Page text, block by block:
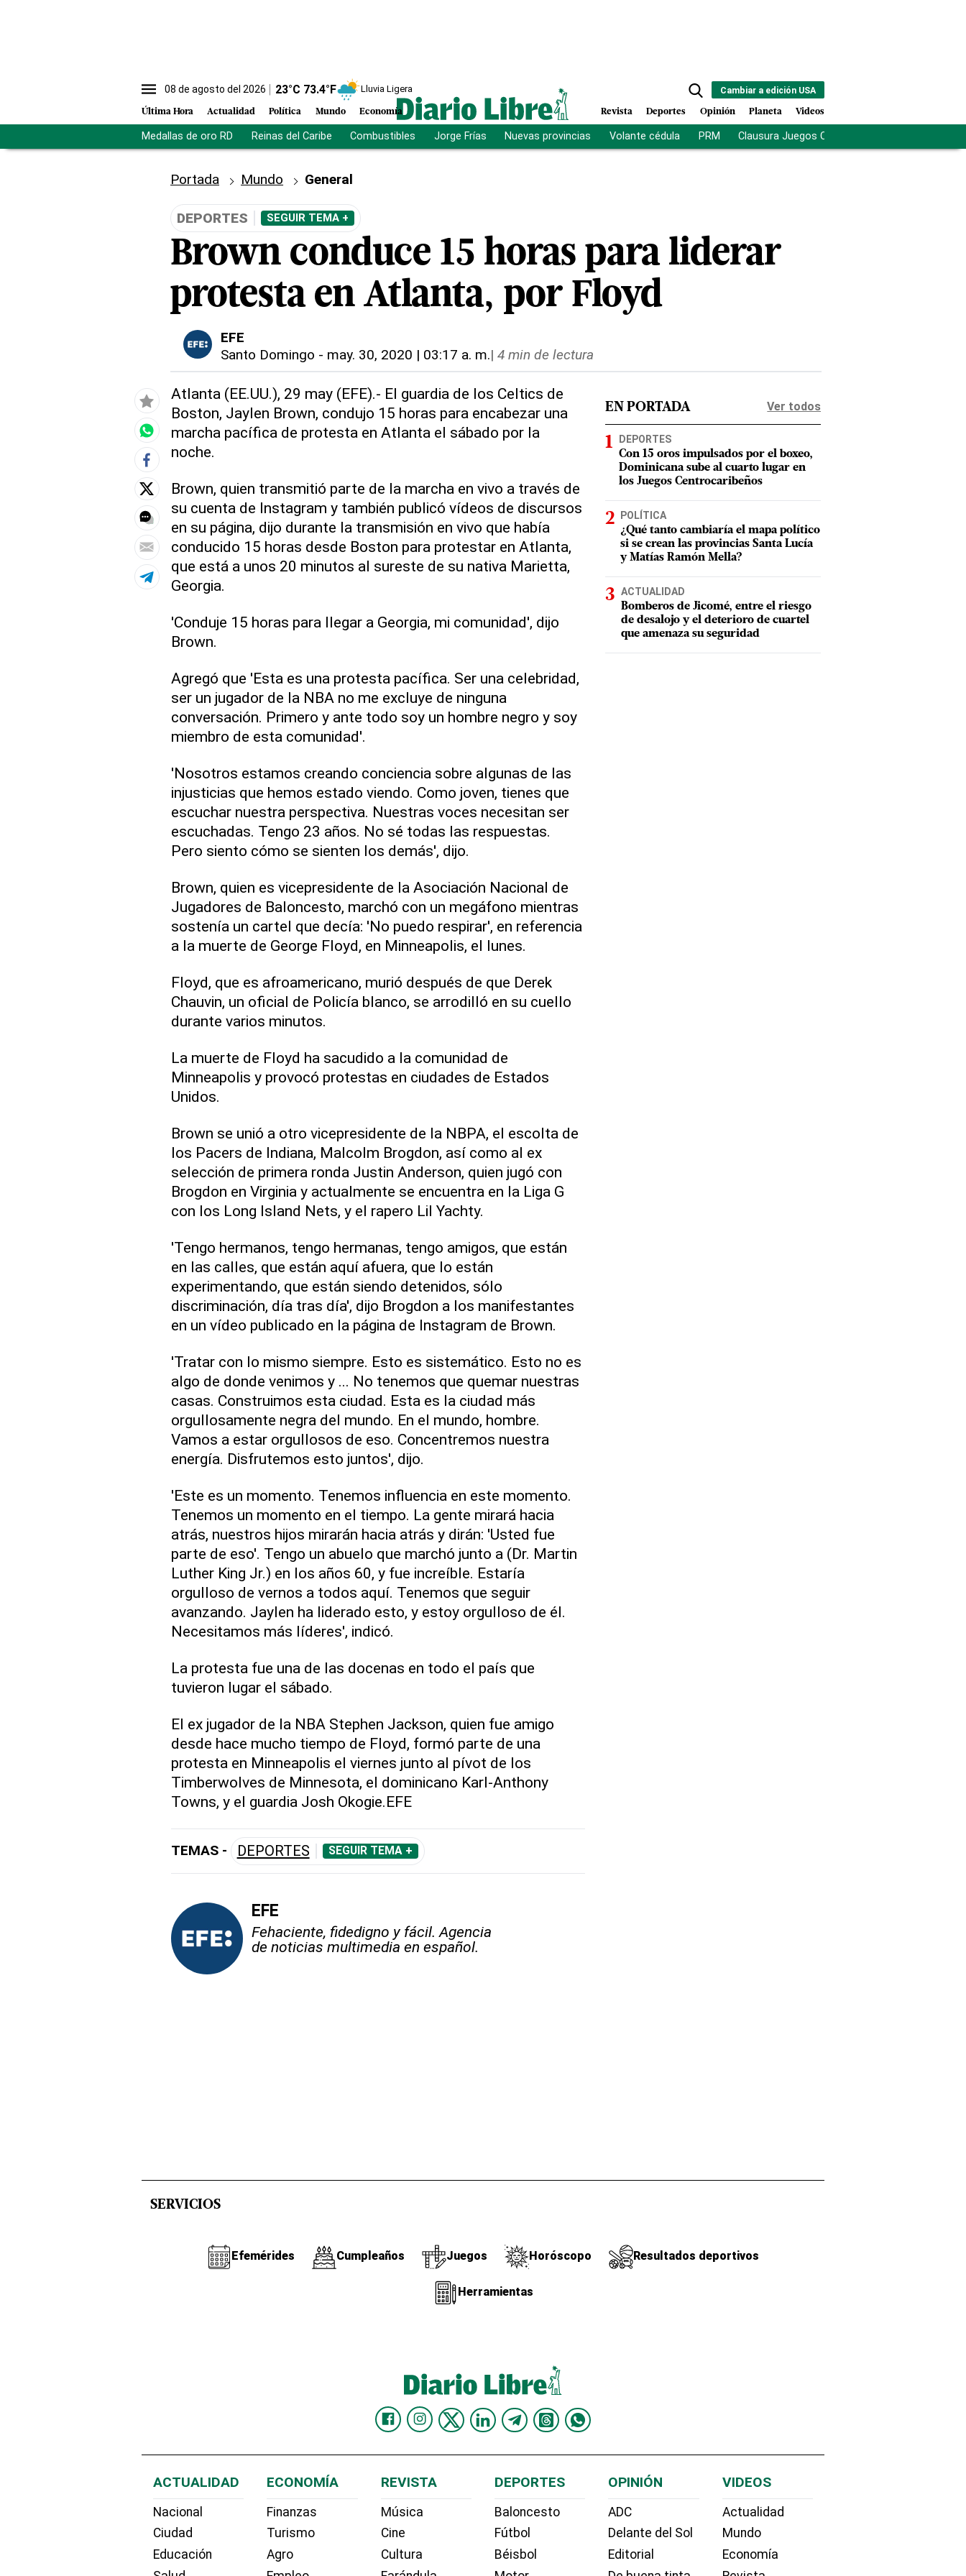
08 de agosto del 2026 23°C 73.4°F Lluvia Ligera
Última Hora Actualidad Política Mundo Economía
Cambiar a edición USA
Revista Deportes Opinión Planeta Videos
Medallas de oro RD Reinas del Caribe Combustibles Jorge Frías Nuevas provincias Volante cédula PRM Clausura Juegos Centroamericanos
Portada Mundo General
DEPORTES SEGUIR TEMA +
Brown conduce 15 horas para liderar
protesta en Atlanta, por Floyd
EFE
Santo Domingo - may. 30, 2020 | 03:17 a. m.| 4 min de lectura
Atlanta (EE.UU.), 29 may (EFE).- El guardia de los Celtics de
Boston, Jaylen Brown, condujo 15 horas para encabezar una
marcha pacífica de protesta en Atlanta el sábado por la
noche.
Brown, quien transmitió parte de la marcha en vivo a través de
su cuenta de Instagram y también publicó vídeos de discursos
en su página, dijo durante la transmisión en vivo que había
conducido 15 horas desde Boston para protestar en Atlanta,
que está a unos 20 minutos al sureste de su nativa Marietta,
Georgia.
'Conduje 15 horas para llegar a Georgia, mi comunidad', dijo
Brown.
Agregó que 'Esta es una protesta pacífica. Ser una celebridad,
ser un jugador de la NBA no me excluye de ninguna
conversación. Primero y ante todo soy un hombre negro y soy
miembro de esta comunidad'.
'Nosotros estamos creando conciencia sobre algunas de las
injusticias que hemos estado viendo. Como joven, tienes que
escuchar nuestra perspectiva. Nuestras voces necesitan ser
escuchadas. Tengo 23 años. No sé todas las respuestas.
Pero siento cómo se sienten los demás', dijo.
Brown, quien es vicepresidente de la Asociación Nacional de
Jugadores de Baloncesto, marchó con un megáfono mientras
sostenía un cartel que decía: 'No puedo respirar', en referencia
a la muerte de George Floyd, en Minneapolis, el lunes.
Floyd, que es afroamericano, murió después de que Derek
Chauvin, un oficial de Policía blanco, se arrodilló en su cuello
durante varios minutos.
La muerte de Floyd ha sacudido a la comunidad de
Minneapolis y provocó protestas en ciudades de Estados
Unidos.
Brown se unió a otro vicepresidente de la NBPA, el escolta de
los Pacers de Indiana, Malcolm Brogdon, así como al ex
selección de primera ronda Justin Anderson, quien jugó con
Brogdon en Virginia y actualmente se encuentra en la Liga G
con los Long Island Nets, y el rapero Lil Yachty.
'Tengo hermanos, tengo hermanas, tengo amigos, que están
en las calles, que están aquí afuera, que lo están
experimentando, que están siendo detenidos, sólo
discriminación, día tras día', dijo Brogdon a los manifestantes
en un vídeo publicado en la página de Instagram de Brown.
'Tratar con lo mismo siempre. Esto es sistemático. Esto no es
algo de donde venimos y ... No tenemos que quemar nuestras
casas. Construimos esta ciudad. Esta es la ciudad más
orgullosamente negra del mundo. En el mundo, hombre.
Vamos a estar orgullosos de eso. Concentremos nuestra
energía. Disfrutemos esto juntos', dijo.
'Este es un momento. Tenemos influencia en este momento.
Tenemos un momento en el tiempo. La gente mirará hacia
atrás, nuestros hijos mirarán hacia atrás y dirán: 'Usted fue
parte de eso'. Tengo un abuelo que marchó junto a (Dr. Martin
Luther King Jr.) en los años 60, y fue increíble. Estaría
orgulloso de vernos a todos aquí. Tenemos que seguir
avanzando. Jaylen ha liderado esto, y estoy orgulloso de él.
Necesitamos más líderes', indicó.
La protesta fue una de las docenas en todo el país que
tuvieron lugar el sábado.
El ex jugador de la NBA Stephen Jackson, quien fue amigo
desde hace mucho tiempo de Floyd, formó parte de una
protesta en Minneapolis el viernes junto al pívot de los
Timberwolves de Minnesota, el dominicano Karl-Anthony
Towns, y el guardia Josh Okogie.EFE
TEMAS - DEPORTES SEGUIR TEMA +
EFE
Fehaciente, fidedigno y fácil. Agencia
de noticias multimedia en español.
EN PORTADA Ver todos
DEPORTES
Con 15 oros impulsados por el boxeo,
Dominicana sube al cuarto lugar en
los Juegos Centrocaribeños
POLÍTICA
¿Qué tanto cambiaría el mapa político
si se crean las provincias Santa Lucía
y Matías Ramón Mella?
ACTUALIDAD
Bomberos de Jicomé, entre el riesgo
de desalojo y el deterioro de cuartel
que amenaza su seguridad
SERVICIOS
Efemérides Cumpleaños Juegos Horóscopo Resultados deportivos
Herramientas
ACTUALIDAD
Nacional
Ciudad
Educación
ECONOMÍA
Finanzas
Turismo
Agro
REVISTA
Música
Cine
Cultura
DEPORTES
Baloncesto
Fútbol
Béisbol
OPINIÓN
ADC
Delante del Sol
Editorial
VIDEOS
Actualidad
Mundo
Economía